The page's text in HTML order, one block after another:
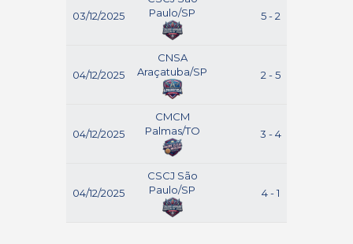
03/12/2025
Paulo/SP
5 - 2
04/12/2025
CNSA
Araçatuba/SP
2 - 5
04/12/2025
CMCM
Palmas/TO
3 - 4
04/12/2025
CSCJ São
Paulo/SP
4 - 1